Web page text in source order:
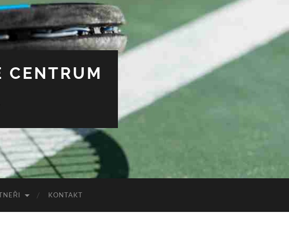
CENTRUM
KONTAKT